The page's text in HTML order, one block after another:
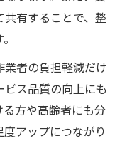
有することで、整
業者の負担軽減だけ
ス品質の向上にも
方や高齢者にも分
アップにつながり